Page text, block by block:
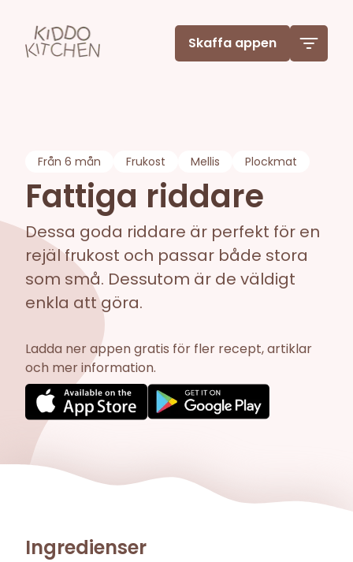
Skaffa appen
Från 6 mån Frukost Mellis Plockmat
Fattiga riddare
Dessa goda riddare är perfekt för en
rejäl frukost och passar både stora
som små. Dessutom är de väldigt
enkla att göra.
Ladda ner appen gratis för fler recept, artiklar
och mer information.
Ingredienser